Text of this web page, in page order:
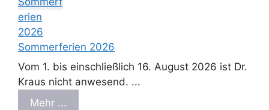
Sommerferien 2026
Vom 1. bis einschließlich 16. August 2026 ist Dr.
Kraus nicht anwesend. ...
Mehr ...